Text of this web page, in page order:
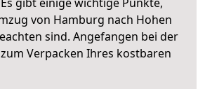
von Hamburg nach Hohen
sind. Angefangen bei der
Verpacken Ihres kostbaren